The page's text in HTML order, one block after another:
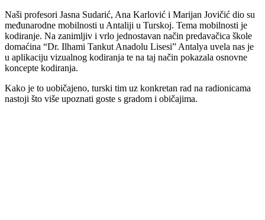
Naši profesori Jasna Sudarić, Ana Karlović i Marijan Jovičić dio su
međunarodne mobilnosti u Antaliji u Turskoj. Tema mobilnosti je
kodiranje. Na zanimljiv i vrlo jednostavan način predavačica škole
domaćina “Dr. Ilhami Tankut Anadolu Lisesi” Antalya uvela nas je
u aplikaciju vizualnog kodiranja te na taj način pokazala osnovne
koncepte kodiranja.
Kako je to uobičajeno, turski tim uz konkretan rad na radionicama
nastoji što više upoznati goste s gradom i običajima.